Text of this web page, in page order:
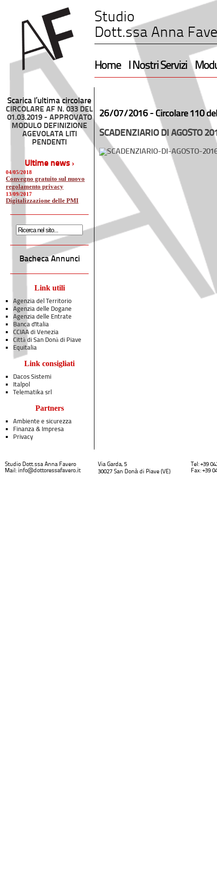
Studio
Dott.ssa Anna
Home I Nostri Servizi
Scarica l’ultima circolare
CIRCOLARE AF N. 033 DEL
01.03.2019 - APPROVATO
MODULO DEFINIZIONE
AGEVOLATA LITI
PENDENTI
Ultime news ›
04/05/2018
Convegno gratuito sul nuovo
regolamento privacy
13/09/2017
Digitalizzazione delle PMI
Bacheca Annunci
Link utili
Agenzia del Territorio
Agenzia delle Dogane
Agenzia delle Entrate
Banca d'Italia
CCIAA di Venezia
Città di San Donà di Piave
Equitalia
Link consigliati
Dacos Sistemi
Italpol
Telematika srl
Partners
Ambiente e sicurezza
Finanza & Impresa
Privacy
26/07/2016 - Circolare 110
SCADENZIARIO DI AGOSTO
Studio Dott.ssa Anna Favero
Mail: info@dottoressafavero.it
Via Garda, 5
30027 San Donà di Piave (VE)
Tel: +39
Fax: +39